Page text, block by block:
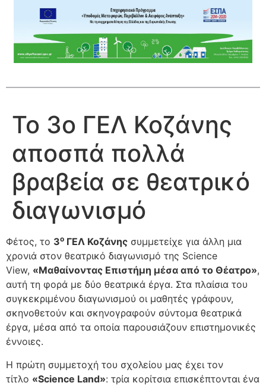
Το 3ο ΓΕΛ Κοζάνης
αποσπά πολλά
βραβεία σε θεατρικό
διαγωνισμό
Φέτος, το 3ο ΓΕΛ Κοζάνης συμμετείχε για άλλη μια
χρονιά στον θεατρικό διαγωνισμό της Science
View, «Μαθαίνοντας Επιστήμη μέσα από το Θέατρο»,
αυτή τη φορά με δύο θεατρικά έργα. Στα πλαίσια του
συγκεκριμένου διαγωνισμού οι μαθητές γράφουν,
σκηνοθετούν και σκηνογραφούν σύντομα θεατρικά
έργα, μέσα από τα οποία παρουσιάζουν επιστημονικές
έννοιες.
Η πρώτη συμμετοχή του σχολείου μας έχει τον
τίτλο «Science Land»: τρία κορίτσια επισκέπτονται ένα